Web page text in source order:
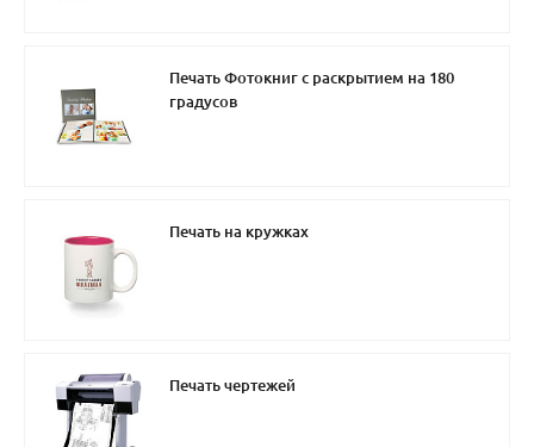
Печать Фотокниг с раскрытием на 180
градусов
Печать на кружках
Печать чертежей